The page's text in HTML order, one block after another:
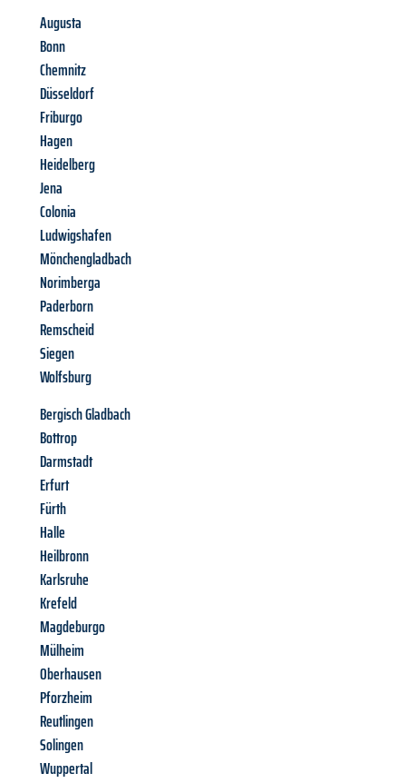
Augusta
Bonn
Chemnitz
Düsseldorf
Friburgo
Hagen
Heidelberg
Jena
Colonia
Ludwigshafen
Mönchengladbach
Norimberga
Paderborn
Remscheid
Siegen
Wolfsburg
Bergisch Gladbach
Bottrop
Darmstadt
Erfurt
Fürth
Halle
Heilbronn
Karlsruhe
Krefeld
Magdeburgo
Mülheim
Oberhausen
Pforzheim
Reutlingen
Solingen
Wuppertal